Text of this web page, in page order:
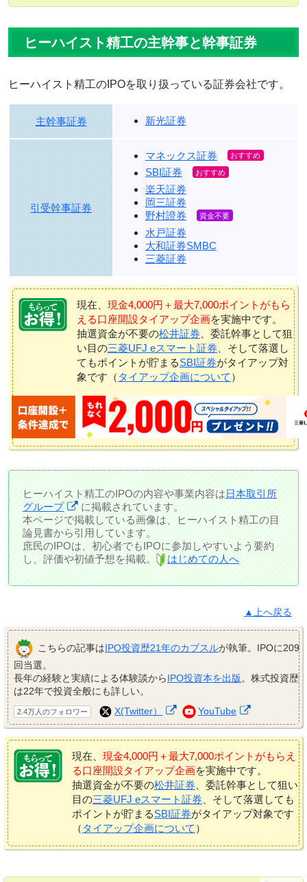
ヒーハイスト精工の主幹事と幹事証券
ヒーハイスト精工のIPOを取り扱っている証券会社です。
主幹事証券 新光証券
引受幹事証券
マネックス証券
SBI証券
楽天証券
岡三証券
野村證券
水戸証券
大和証券SMBC
三菱証券
現在、 現金4,000円＋最大7,000ポイントがもら
える口座開設タイアップ企画を実施中です。
抽選資金が不要の松井証券 、委託幹事として狙
い目の三菱UFJ eスマート証券 、そして落選し
てもポイントが貯まるSBI証券がタイアップ対
象です（ タイアップ企画について ）
ヒーハイスト精工のIPOの内容や事業内容は日本取引所
グループ
に掲載されています。
本ページで掲載している画像は、ヒーハイスト精工の目
論見書から引用しています。
庶民のIPOは、初心者でもIPOに参加しやすいよう要約
し、評価や初値予想を掲載。
はじめての人へ
▲上へ戻る
こちらの記事はIPO投資歴21年のカブスルが執筆。IPOに209
回当選。
長年の経験と実績による体験談からIPO投資本を出版。株式投資歴
は22年で投資全般にも詳しい。
2.4万人のフォロワー X(Twitter） YouTube
現在、 現金4,000円＋最大7,000ポイントがもらえ
る口座開設タイアップ企画を実施中です。
抽選資金が不要の松井証券 、委託幹事として狙い
目の三菱UFJ eスマート証券 、そして落選しても
ポイントが貯まるSBI証券がタイアップ対象です
（ タイアップ企画について ）